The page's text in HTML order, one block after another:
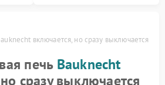
включается, но сразу выключается
печь Bauknecht
сразу выключается